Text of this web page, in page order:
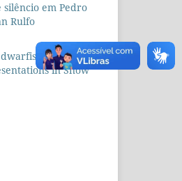
silêncio em Pedro
Rulfo
the
in Snow